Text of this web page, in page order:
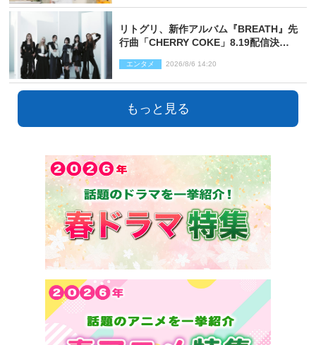
リトグリ、新作アルバム『BREATH』先
行曲「CHERRY COKE」8.19配信決
エンタメ 2026/8/6 14:20
もっと見る